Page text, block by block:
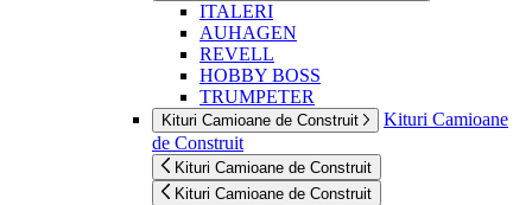
ITALERI
AUHAGEN
REVELL
HOBBY BOSS
TRUMPETER
Kituri Camioane de Construit
Kituri Camioane
de Construit
Kituri Camioane de Construit
Kituri Camioane de Construit